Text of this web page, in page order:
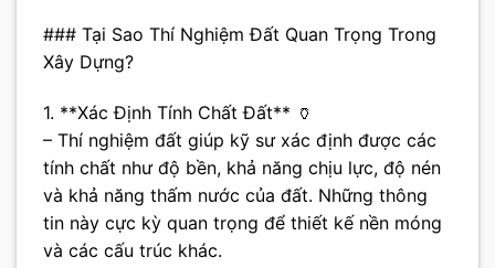
### Tại Sao Thí Nghiệm Đất Quan Trọng Trong
Xây Dựng?
1. **Xác Định Tính Chất Đất** 🏺
– Thí nghiệm đất giúp kỹ sư xác định được các
tính chất như độ bền, khả năng chịu lực, độ nén
và khả năng thấm nước của đất. Những thông
tin này cực kỳ quan trọng để thiết kế nền móng
và các cấu trúc khác.